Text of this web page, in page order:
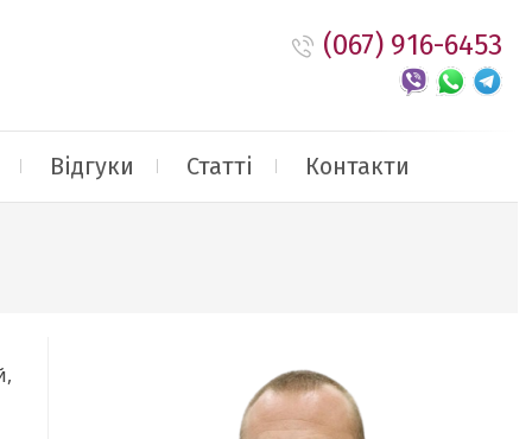
(067) 916-6453
Відгуки Статті Контакти